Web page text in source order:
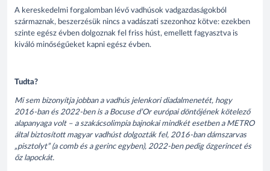
A kereskedelmi forgalomban lévő vadhúsok vadgazdaságokból
származnak, beszerzésük nincs a vadászati szezonhoz kötve: ezekben
szinte egész évben dolgoznak fel friss húst, emellett fagyasztva is
kiváló minőségűeket kapni egész évben.
Tudta?
Mi sem bizonyítja jobban a vadhús jelenkori diadalmenetét, hogy
2016-ban és 2022-ben is a Bocuse d’Or európai döntőjének kötelező
alapanyaga volt – a szakácsolimpia bajnokai mindkét esetben a METRO
által biztosított magyar vadhúst dolgozták fel, 2016-ban dámszarvas
„pisztolyt” (a comb és a gerinc egyben), 2022-ben pedig őzgerincet és
őz lapockát.